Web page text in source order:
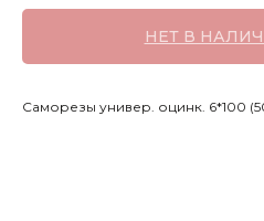
НЕТ В
Саморезы универ. оцинк. 6*100